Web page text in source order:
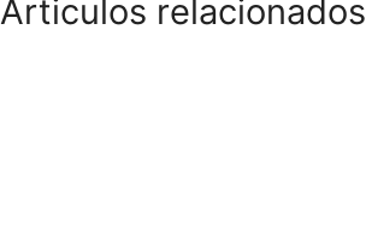
Articulos relacionados